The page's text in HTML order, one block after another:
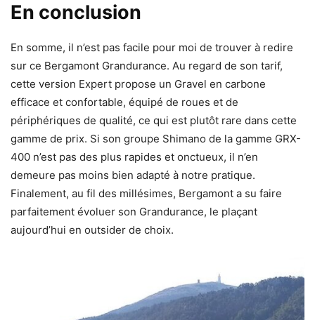
En conclusion
En somme, il n’est pas facile pour moi de trouver à redire
sur ce Bergamont Grandurance. Au regard de son tarif,
cette version Expert propose un Gravel en carbone
efficace et confortable, équipé de roues et de
périphériques de qualité, ce qui est plutôt rare dans cette
gamme de prix. Si son groupe Shimano de la gamme GRX-
400 n’est pas des plus rapides et onctueux, il n’en
demeure pas moins bien adapté à notre pratique.
Finalement, au fil des millésimes, Bergamont a su faire
parfaitement évoluer son Grandurance, le plaçant
aujourd’hui en outsider de choix.